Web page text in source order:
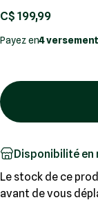
C$ 199,99
Payez en4
Disponibilité en
Le stock de ce
avant de vous